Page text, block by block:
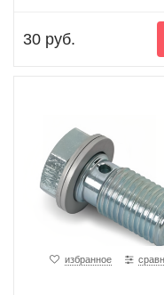
30 руб.
избранное